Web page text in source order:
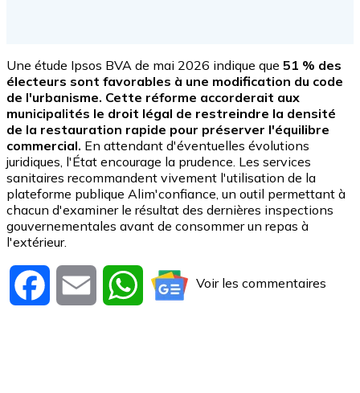
Une étude Ipsos BVA de mai 2026 indique que 51 % des
électeurs sont favorables à une modification du code
de l'urbanisme. Cette réforme accorderait aux
municipalités le droit légal de restreindre la densité
de la restauration rapide pour préserver l'équilibre
commercial. En attendant d'éventuelles évolutions
juridiques, l'État encourage la prudence. Les services
sanitaires recommandent vivement l'utilisation de la
plateforme publique Alim'confiance, un outil permettant à
chacun d'examiner le résultat des dernières inspections
gouvernementales avant de consommer un repas à
l'extérieur.
Facebook Email WhatsAppVoir les commentaires